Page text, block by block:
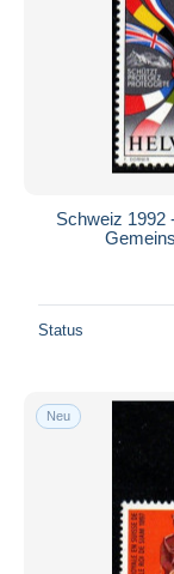
Schweiz 1992
Status
Neu